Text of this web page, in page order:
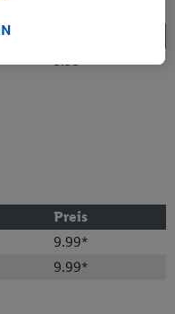
3.99*
Preis
9.99*
9.99*
jederzeitigen